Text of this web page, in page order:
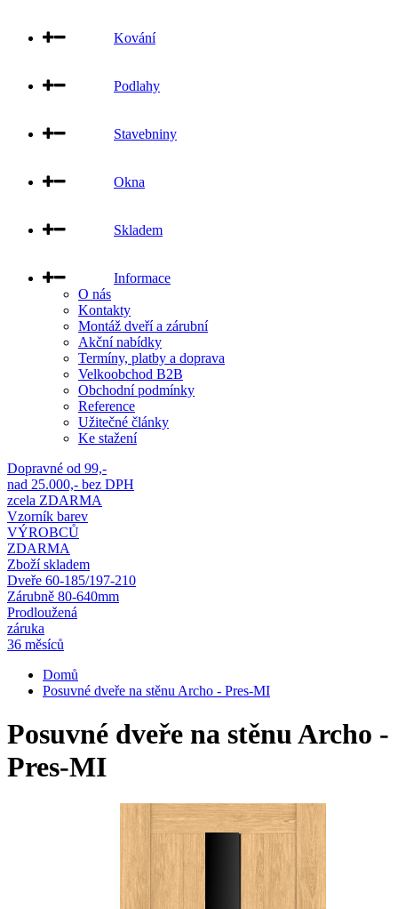
Kování
Podlahy
Stavebniny
Okna
Skladem
Informace
O nás
Kontakty
Montáž dveří a zárubní
Akční nabídky
Termíny, platby a doprava
Velkoobchod B2B
Obchodní podmínky
Reference
Užitečné články
Ke stažení
Dopravné od 99,-
nad 25.000,- bez DPH
zcela ZDARMA
Vzorník barev
VÝROBCŮ
ZDARMA
Zboží skladem
Dveře 60-185/197-210
Zárubně 80-640mm
Prodloužená
záruka
36 měsíců
Domů
Posuvné dveře na stěnu Archo - Pres-MI
Posuvné dveře na stěnu Archo -
Pres-MI